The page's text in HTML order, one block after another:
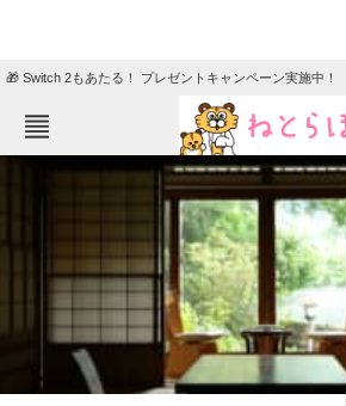
🎁 Switch 2もあたる！ プレゼントキャンペーン実施中！
ねとらぼメニュー
ニュース
クイズ
地域
住まい 教育・育児
動物 リサーチ